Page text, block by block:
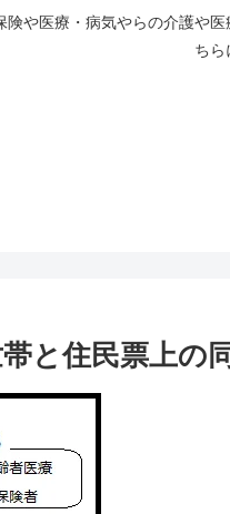
や医療・病気やらの介護や
ちら
と住民票上の